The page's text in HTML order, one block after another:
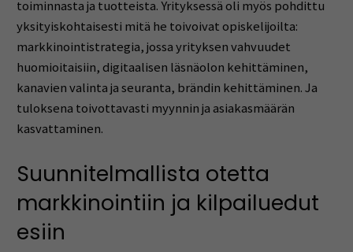
toiminnasta ja tuotteista. Yrityksessä oli myös pohdittu
yksityiskohtaisesti mitä he toivoivat opiskelijoilta:
markkinointistrategia, jossa yrityksen vahvuudet
huomioitaisiin, digitaalisen läsnäolon kehittäminen,
kanavien valinta ja seuranta, brändin kehittäminen. Ja
tuloksena toivottavasti myynnin ja asiakasmäärän
kasvattaminen.
Suunnitelmallista otetta
markkinointiin ja kilpailuedut
esiin